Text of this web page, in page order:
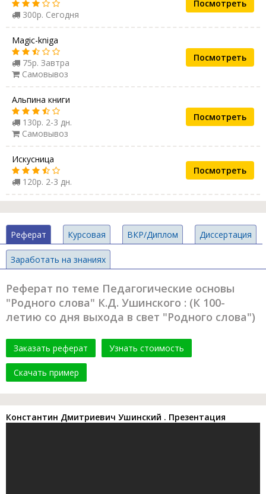
300р. Сегодня
Посмотреть
Magic-kniga
75р. Завтра
Самовывоз
Посмотреть
Альпина книги
130р. 2-3 дн.
Самовывоз
Посмотреть
Искусница
120р. 2-3 дн.
Посмотреть
Реферат Курсовая ВКР/Диплом Диссертация
Заработать на знаниях
Реферат по теме Педагогические основы
"Родного слова" К.Д. Ушинского : (К 100-
летию со дня выхода в свет "Родного слова")
Заказать реферат Узнать стоимость
Скачать пример
Константин Дмитриевич Ушинский . Презентация